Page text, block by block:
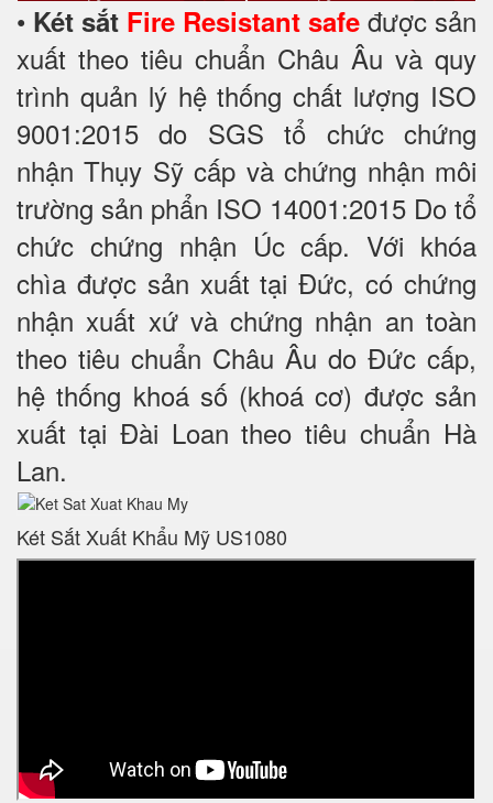
• Két sắt Fire Resistant safe được sản
xuất theo tiêu chuẩn Châu Âu và quy
trình quản lý hệ thống chất lượng ISO
9001:2015 do SGS tổ chức chứng
nhận Thụy Sỹ cấp và chứng nhận môi
trường sản phẩn ISO 14001:2015 Do tổ
chức chứng nhận Úc cấp. Với khóa
chìa được sản xuất tại Đức, có chứng
nhận xuất xứ và chứng nhận an toàn
theo tiêu chuẩn Châu Âu do Đức cấp,
hệ thống khoá số (khoá cơ) được sản
xuất tại Đài Loan theo tiêu chuẩn Hà
Lan.
Két Sắt Xuất Khẩu Mỹ US1080